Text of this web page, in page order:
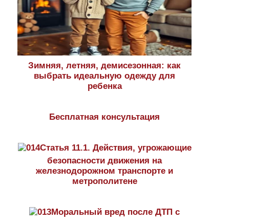
Зимняя, летняя, демисезонная: как
выбрать идеальную одежду для
ребенка
Бесплатная консультация
Статья 11.1. Действия, угрожающие
безопасности движения на
железнодорожном транспорте и
метрополитене
Моральный вред после ДТП с